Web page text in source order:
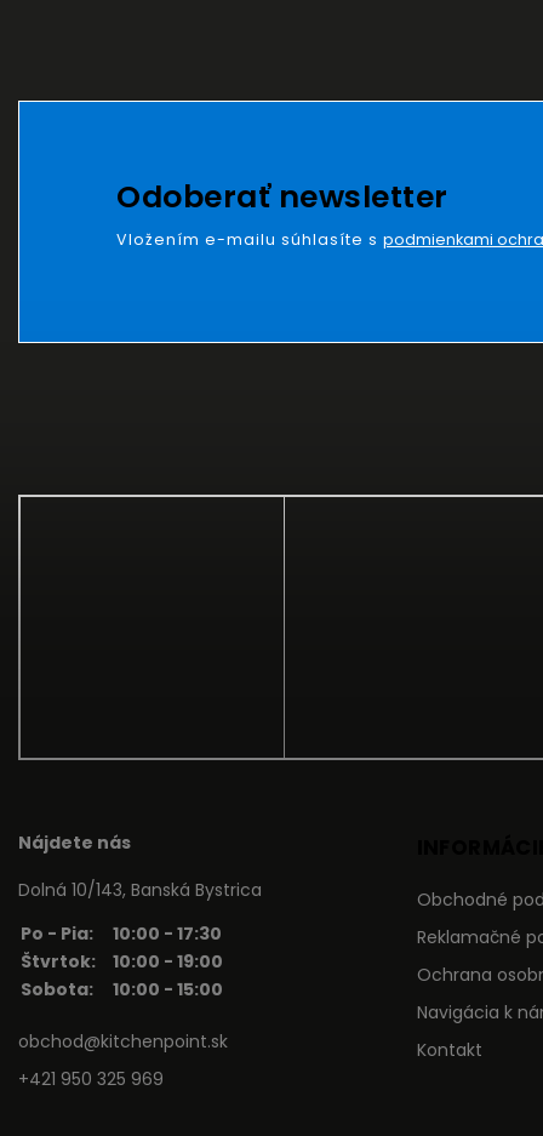
Odoberať newsletter
Vložením e-mailu súhlasíte s podmienkami
Nájdete nás
Dolná 10/143, Banská Bystrica
Po - Pia:
10:00 - 17:30
Štvrtok:
10:00 - 19:00
Sobota:
10:00 - 15:00
obchod@kitchenpoint.sk
+421 950 325 969
Obchodné
Reklamačné
Ochrana
Navigácia k
Kontakt